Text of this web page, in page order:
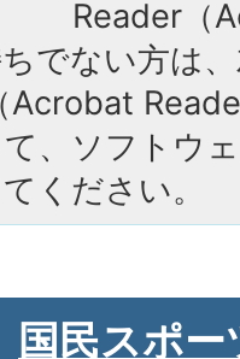
Reader（
でない方は
Acrobat
て、ソフトウ
ください。
国民スポ